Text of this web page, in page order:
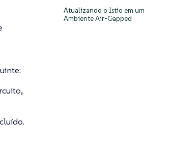
Atualizando o Istio em um
Ambiente Air-Gapped